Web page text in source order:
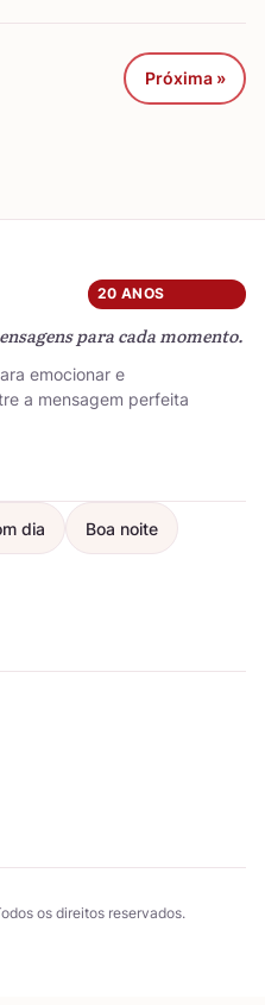
Próxima »
20 ANOS
para cada momento.
emocionar e
a mensagem perfeita
dia Boa noite
os direitos reservados.